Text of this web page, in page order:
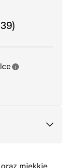
miękkie